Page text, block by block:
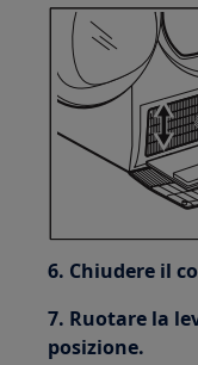
6. Chiudere il
7. Ruotare la
posizione.